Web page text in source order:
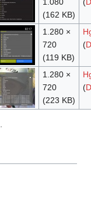
(162 KB)
1.280 ×
720
(119 KB)
(
1.280 ×
720
(223 KB)
(